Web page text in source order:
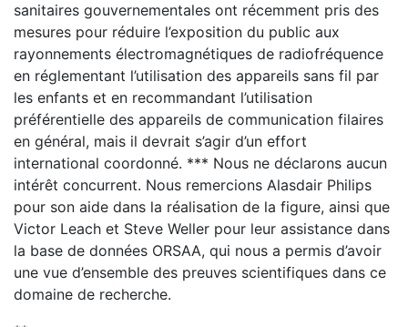
sanitaires gouvernementales ont récemment pris des
mesures pour réduire l’exposition du public aux
rayonnements électromagnétiques de radiofréquence
en réglementant l’utilisation des appareils sans fil par
les enfants et en recommandant l’utilisation
préférentielle des appareils de communication filaires
en général, mais il devrait s’agir d’un effort
international coordonné. *** Nous ne déclarons aucun
intérêt concurrent. Nous remercions Alasdair Philips
pour son aide dans la réalisation de la figure, ainsi que
Victor Leach et Steve Weller pour leur assistance dans
la base de données ORSAA, qui nous a permis d’avoir
une vue d’ensemble des preuves scientifiques dans ce
domaine de recherche.